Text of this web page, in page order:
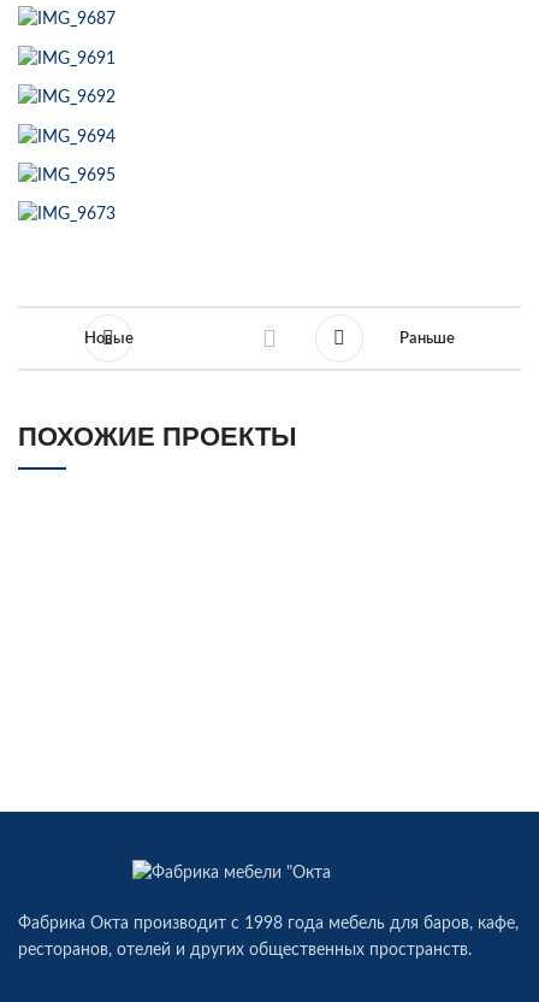
Новые Раньше
ПОХОЖИЕ ПРОЕКТЫ
Фабрика Окта производит c 1998 года мебель для баров, кафе,
ресторанов, отелей и других общественных пространств.